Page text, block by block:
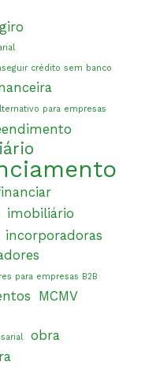
crédito sem banco
para empresas
imobiliário
incorporadoras
para empresas B2B
MCMV
obra